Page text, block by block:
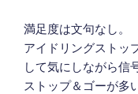
満足度は文句なし。
アイドリングストッ
して気にしながら信
ストップ＆ゴーが多